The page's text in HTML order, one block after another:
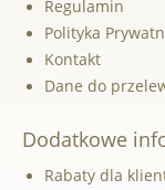
Regulamin
Polityka
Kontakt
Dane do
Dodatkowe
Rabaty dla